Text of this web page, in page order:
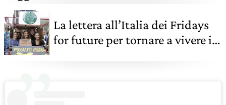
La lettera all’Italia dei Fridays
for future per tornare a vivere in